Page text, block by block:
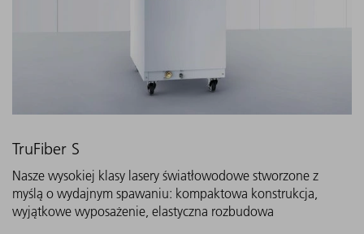
TruFiber S
Nasze wysokiej klasy lasery światłowodowe stworzone z
myślą o wydajnym spawaniu: kompaktowa konstrukcja,
wyjątkowe wyposażenie, elastyczna rozbudowa